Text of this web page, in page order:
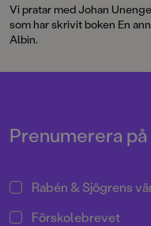
Vi pratar med Johan
som har skrivit boken En
Albin.
Prenumerera
Rabén & Sjögrens
Förskolebrevet